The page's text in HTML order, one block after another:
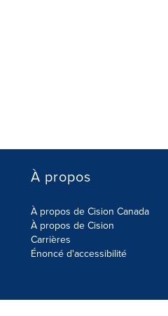
À propos
À propos de Cision Canada
À propos de Cision
Carrières
Énoncé d'accessibilité